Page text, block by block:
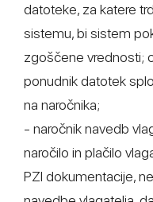
datoteke, za katere
sistemu, bi sistem
zgoščene vrednosti;
ponudnik datotek
na naročnika;
- naročnik navedb
naročilo in plačilo
PZI dokumentacije,